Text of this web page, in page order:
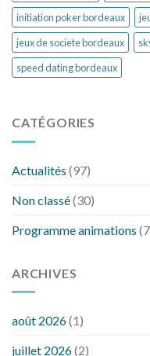
initiation poker bordeaux
jeux de societe bordeaux
speed dating bordeaux
CATÉGORIES
Actualités (97)
Non classé(30)
Programme animations
ARCHIVES
août 2026(1)
juillet 2026(2)